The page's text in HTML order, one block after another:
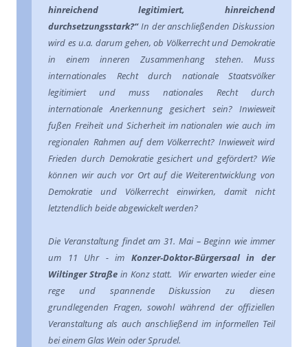
hinreichend legitimiert, hinreichend
durchsetzungsstark?“In der anschließenden Diskussion
wird es u.a. darum gehen, ob Völkerrecht und Demokratie
in einem inneren Zusammenhang stehen. Muss
internationales Recht durch nationale Staatsvölker
legitimiert und muss nationales Recht durch
internationale Anerkennung gesichert sein? Inwieweit
fußen Freiheit und Sicherheit im nationalen wie auch im
regionalen Rahmen auf dem Völkerrecht? Inwieweit wird
Frieden durch Demokratie gesichert und gefördert? Wie
können wir auch vor Ort auf die Weiterentwicklung von
Demokratie und Völkerrecht einwirken, damit nicht
letztendlich beide abgewickelt werden?
Die Veranstaltung findet am 31. Mai – Beginn wie immer
um 11 Uhr - im Konzer-Doktor-Bürgersaal in der
Wiltinger Straße in Konz statt. Wir erwarten wieder eine
rege und spannende Diskussion zu diesen
grundlegenden Fragen, sowohl während der offiziellen
Veranstaltung als auch anschließend im informellen Teil
bei einem Glas Wein oder Sprudel.